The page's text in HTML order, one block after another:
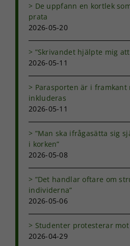
De uppfann en kortlek
prata
2026-05-20
”Skrivandet hjälpte mig
2026-05-11
Parasporten är i
inkluderas
2026-05-11
”Man ska ifrågasätta sig
i korken”
2026-05-08
”Det handlar oftare om
individerna”
2026-05-06
Studenter protesterar
2026-04-29